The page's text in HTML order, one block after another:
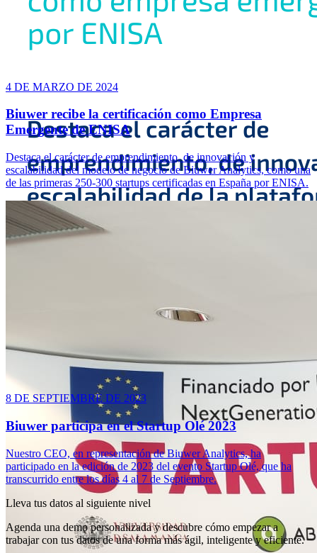
4 DE MARZO DE 2024
Biuwer recibe la certificación como Empresa
Emergente de ENISA
Destaca el carácter de emprendimiento, de innovación y
escalabilidad del modelo de negocio de Biuwer Analytics, como una
de las primeras 250-300 startups certificadas en España por ENISA.
8 DE SEPTIEMBRE DE 2023
Biuwer participa en el Startup Olé 2023
Nuestro CEO, en representación de Biuwer Analytics, ha
participado en la edición de 2023 del evento Startup Olé, que ha
transcurrido entre los días 4 al 7 de Septiembre.
Lleva tus datos al siguiente nivel
Agenda una demo personalizada y descubre cómo empezar a
trabajar con tus datos de una forma más ágil, inteligente y eficiente.